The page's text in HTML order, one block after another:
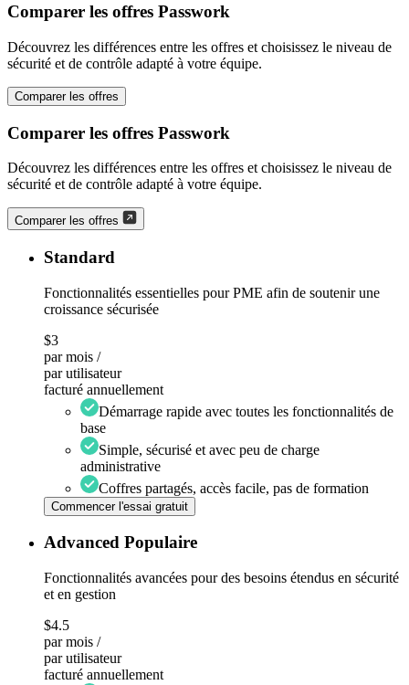
Comparer les offres Passwork
Découvrez les différences entre les offres et choisissez le niveau de
sécurité et de contrôle adapté à votre équipe.
Comparer les offres
Comparer les offres Passwork
Découvrez les différences entre les offres et choisissez le niveau de
sécurité et de contrôle adapté à votre équipe.
Comparer les offres
Standard
Fonctionnalités essentielles pour PME afin de soutenir une
croissance sécurisée
$3
par mois /
par utilisateur
facturé annuellement
Démarrage rapide avec toutes les fonctionnalités de
base
Simple, sécurisé et avec peu de charge
administrative
Coffres partagés, accès facile, pas de formation
Commencer l'essai gratuit
Advanced Populaire
Fonctionnalités avancées pour des besoins étendus en sécurité
et en gestion
$4.5
par mois /
par utilisateur
facturé annuellement